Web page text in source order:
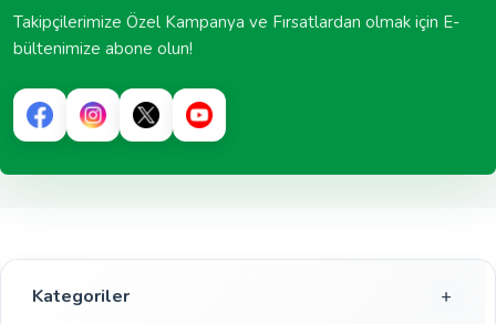
Takipçilerimize Özel Kampanya ve Fırsatlardan olmak için E-
bültenimize abone olun!
Kategoriler